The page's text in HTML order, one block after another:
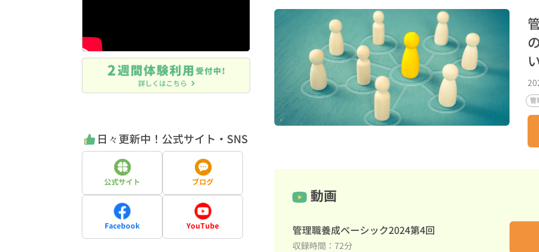
日々更新中！公式サイト・SNS
公式サイト ブログ
Facebook YouTube
管
動画
管理職養成ベーシック2024第4回
収録時間：72分